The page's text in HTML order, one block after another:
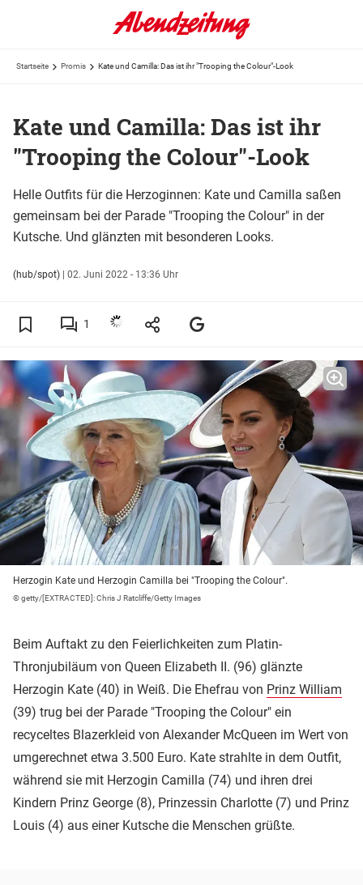
Startseite Promis Kate und Camilla: Das ist ihr "Trooping the Colour"-Look
Kate und Camilla: Das ist ihr
"Trooping the Colour"-Look
Helle Outfits für die Herzoginnen: Kate und Camilla saßen
gemeinsam bei der Parade "Trooping the Colour" in der
Kutsche. Und glänzten mit besonderen Looks.
(hub/spot) | 02. Juni 2022 - 13:36 Uhr
1
Herzogin Kate und Herzogin Camilla bei "Trooping the Colour".
© getty/[EXTRACTED]: Chris J Ratcliffe/Getty Images
Beim Auftakt zu den Feierlichkeiten zum Platin-
Thronjubiläum von Queen Elizabeth II. (96) glänzte
Herzogin Kate (40) in Weiß. Die Ehefrau von Prinz William
(39) trug bei der Parade "Trooping the Colour" ein
recyceltes Blazerkleid von Alexander McQueen im Wert von
umgerechnet etwa 3.500 Euro. Kate strahlte in dem Outfit,
während sie mit Herzogin Camilla (74) und ihren drei
Kindern Prinz George (8), Prinzessin Charlotte (7) und Prinz
Louis (4) aus einer Kutsche die Menschen grüßte.